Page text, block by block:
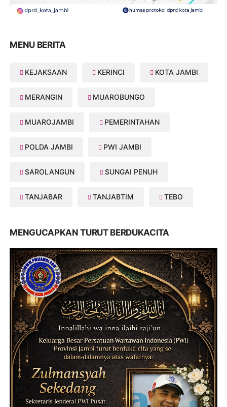
MENU BERITA
KEJAKSAAN KERINCI KOTA JAMBI
MERANGIN MUAROBUNGO
MUAROJAMBI PEMERINTAHAN
POLDA JAMBI PWI JAMBI
SAROLANGUN SUNGAI PENUH
TANJABAR TANJABTIM TEBO
MENGUCAPKAN TURUT BERDUKACITA